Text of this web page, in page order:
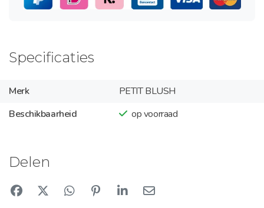
Specificaties
Merk
PETIT BLUSH
Beschikbaarheid
op voorraad
Delen